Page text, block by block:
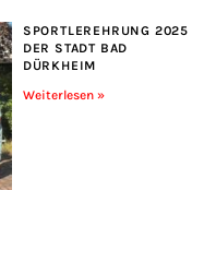
SPORTLEREHRUNG 2025
DER STADT BAD
DÜRKHEIM
Weiterlesen »